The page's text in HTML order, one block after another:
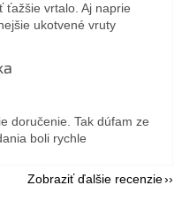
ťažšie vrtalo. Aj naprie
ukotvené vruty
5 z 5 hviezdičiek.
doručenie. Tak dúfam ze
boli rychle
Zobraziť ďalšie recenzie